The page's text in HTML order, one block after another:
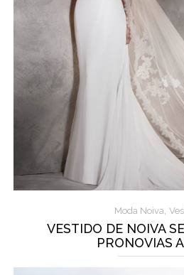
Moda Noiva,
VESTIDO DE NOIVA
PRONOVIAS